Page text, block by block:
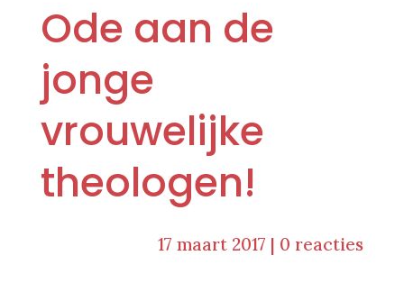
Ode aan de
jonge
vrouwelijke
theologen!
17 maart 2017 | 0 reacties